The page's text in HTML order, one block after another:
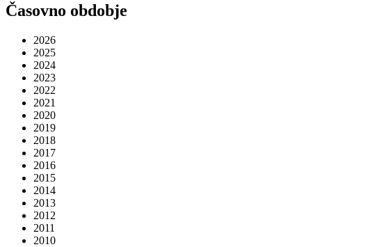
Časovno obdobje
2026
2025
2024
2023
2022
2021
2020
2019
2018
2017
2016
2015
2014
2013
2012
2011
2010